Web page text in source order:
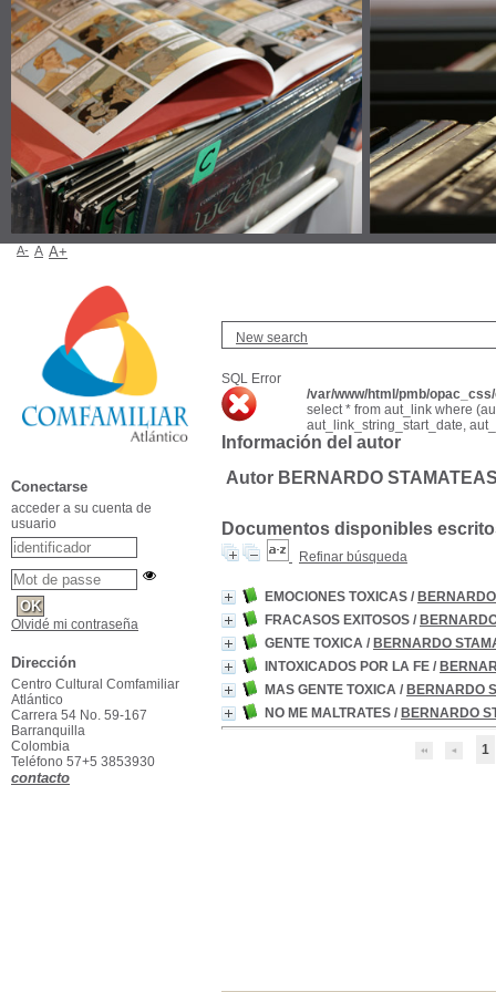
New search
SQL Error
/var/www/html/pmb/
select * from aut_link where
aut_link_string_start_date,
Información del autor
Autor BERNARDO
Documentos disponibles
Refinar búsqueda
EMOCIONES TOXICAS /
FRACASOS EXITOSOS /
GENTE TOXICA / BERNARDO
INTOXICADOS POR LA FE /
MAS GENTE TOXICA / BERNARDO
NO ME MALTRATES / BERNARDO
1
A- A A+
Conectarse
acceder a su cuenta de
usuario
Olvidé mi contraseña
Dirección
Centro Cultural Comfamiliar
Atlántico
Carrera 54 No. 59-167
Barranquilla
Colombia
Teléfono 57+5 3853930
contacto